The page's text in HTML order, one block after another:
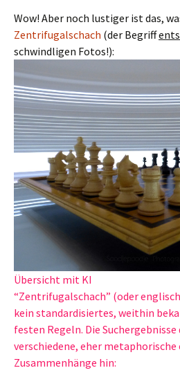
Wow! Aber noch lustiger ist das,
Zentrifugalschach (der Begriff
schwindligen Fotos!):
Übersicht mit KI
“Zentrifugalschach” (oder
kein standardisiertes, weithin
festen Regeln. Die
verschiedene, eher metaphorische
Zusammenhänge hin: